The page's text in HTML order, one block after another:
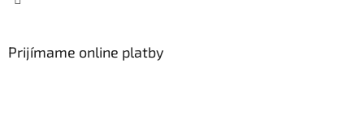
Prijímame online platby